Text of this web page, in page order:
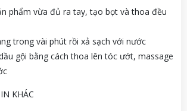
phẩm vừa đủ ra tay, tạo bọt và thoa đều
trong vài phút rồi xả sạch với nước
gội bằng cách thoa lên tóc ướt, massage
KHÁC